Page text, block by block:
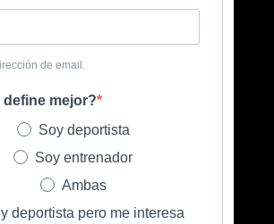
de email.
define mejor?
Soy deportista
Soy entrenador
Ambas
deportista pero me interesa